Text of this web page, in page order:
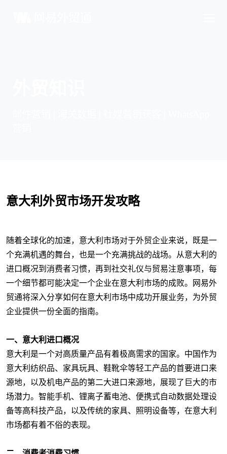
意大利外贸市场开发攻略
随着全球化的加速，意大利市场对于外贸企业来说，既是一
个充满机遇的舞台，也是一个充满挑战的战场。从意大利的
进口概况到消费者习惯，再到社交礼仪与贸易注意事项，每
一个细节都可能决定一个企业在意大利市场的成败。网易外
贸通将深入分享如何在意大利市场中成功开展业务，为外贸
企业提供一份全面的指南。
一、意大利进口概况
意大利是一个对高质量产品有着极高需求的国家。中国作为
意大利纺织品、家具玩具、鞋靴伞等轻工产品的首要进口来
源地，以及机电产品的第二大进口来源地，展现了巨大的市
场潜力。智能手机、锂离子蓄电池、便携式自动数据处理设
备等高科技产品，以及传统的家具、照明设备等，在意大利
市场都有着不俗的表现。